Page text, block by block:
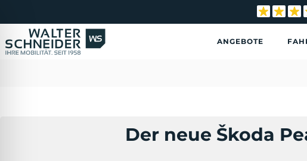
ANGEBOTE
Der neue Škoda